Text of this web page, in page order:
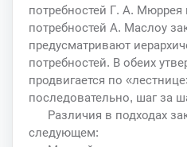
потребностей Г. А. Мюррея
потребностей А. Маслоу
предусматривают
потребностей. В обеих
продвигается по
последовательно, шаг за
Различия в подходах
следующем: